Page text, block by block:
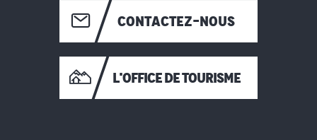
CONTACTEZ-NOUS
L'OFFICE DE TOURISME